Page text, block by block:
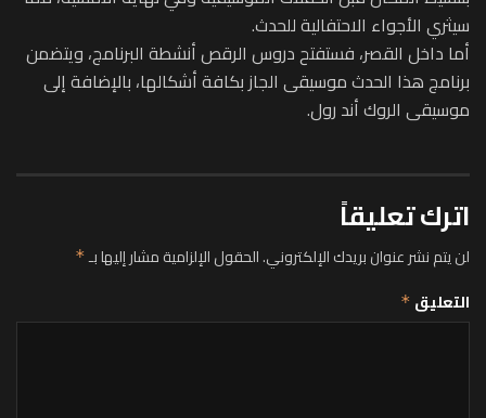
سيثري الأجواء الاحتفالية للحدث.
أما داخل القصر، فستفتح دروس الرقص أنشطة البرنامج، ويتضمن
برنامج هذا الحدث موسيقى الجاز بكافة أشكالها، بالإضافة إلى
موسيقى الروك أند رول.
اترك تعليقاً
لن يتم نشر عنوان بريدك الإلكتروني.الحقول الإلزامية مشار إليها بـ*
التعليق *